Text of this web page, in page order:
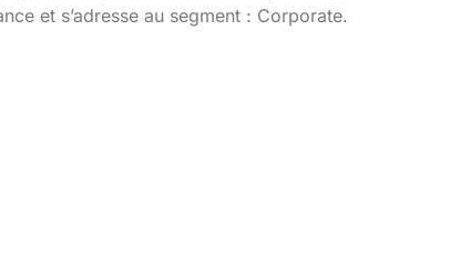
et s’adresse au segment : Corporate.